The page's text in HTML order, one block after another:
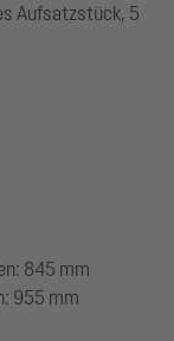
Aufsatzstück, 5
845 mm
955 mm